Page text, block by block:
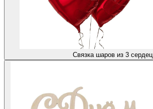
Связка шаров из 3 сердец